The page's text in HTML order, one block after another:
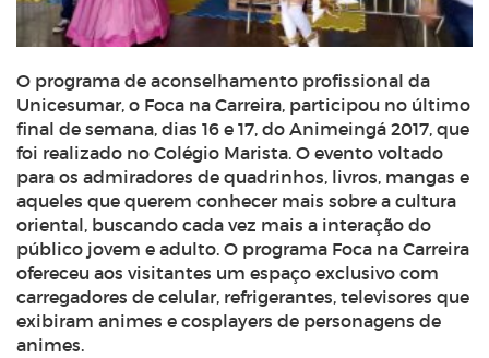
O programa de aconselhamento profissional da
Unicesumar, o Foca na Carreira, participou no último
final de semana, dias 16 e 17, do Animeingá 2017, que
foi realizado no Colégio Marista. O evento voltado
para os admiradores de quadrinhos, livros, mangas e
aqueles que querem conhecer mais sobre a cultura
oriental, buscando cada vez mais a interação do
público jovem e adulto. O programa Foca na Carreira
ofereceu aos visitantes um espaço exclusivo com
carregadores de celular, refrigerantes, televisores que
exibiram animes e cosplayers de personagens de
animes.